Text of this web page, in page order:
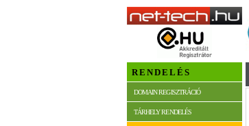
RENDELÉS
DOMAIN REGISZTRÁCIÓ
TÁRHELY RENDELÉS